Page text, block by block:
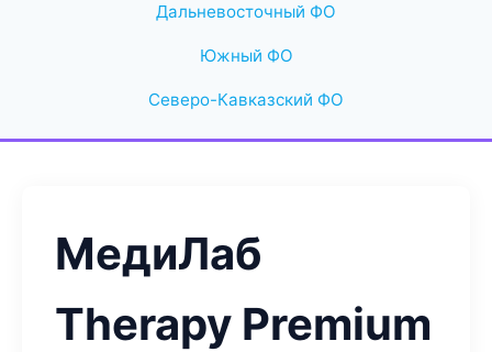
Дальневосточный ФО
Южный ФО
Северо-Кавказский ФО
МедиЛаб
Therapy Premium